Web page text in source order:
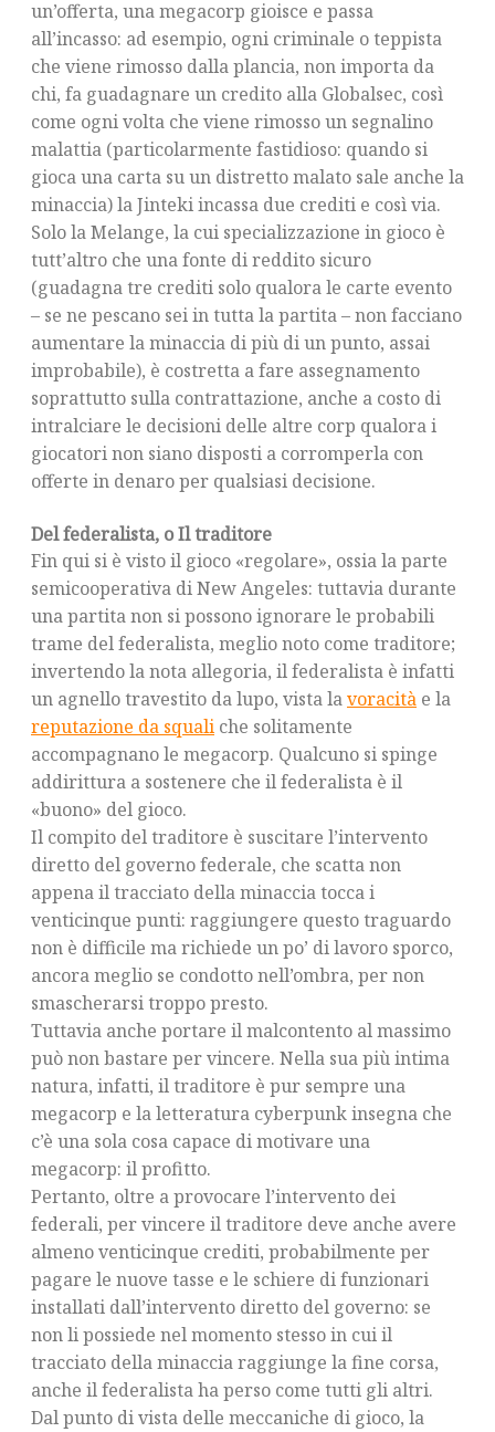
un’offerta, una megacorp gioisce e passa
all’incasso: ad esempio, ogni criminale o teppista
che viene rimosso dalla plancia, non importa da
chi, fa guadagnare un credito alla Globalsec, così
come ogni volta che viene rimosso un segnalino
malattia (particolarmente fastidioso: quando si
gioca una carta su un distretto malato sale anche la
minaccia) la Jinteki incassa due crediti e così via.
Solo la Melange, la cui specializzazione in gioco è
tutt’altro che una fonte di reddito sicuro
(guadagna tre crediti solo qualora le carte evento
– se ne pescano sei in tutta la partita – non facciano
aumentare la minaccia di più di un punto, assai
improbabile), è costretta a fare assegnamento
soprattutto sulla contrattazione, anche a costo di
intralciare le decisioni delle altre corp qualora i
giocatori non siano disposti a corromperla con
offerte in denaro per qualsiasi decisione.
Del federalista, o Il traditore
Fin qui si è visto il gioco «regolare», ossia la parte
semicooperativa di New Angeles: tuttavia durante
una partita non si possono ignorare le probabili
trame del federalista, meglio noto come traditore;
invertendo la nota allegoria, il federalista è infatti
un agnello travestito da lupo, vista lavoracità e la
reputazione da squali che solitamente
accompagnano le megacorp. Qualcuno si spinge
addirittura a sostenere che il federalista è il
«buono» del gioco.
Il compito del traditore è suscitare l’intervento
diretto del governo federale, che scatta non
appena il tracciato della minaccia tocca i
venticinque punti: raggiungere questo traguardo
non è difficile ma richiede un po’ di lavoro sporco,
ancora meglio se condotto nell’ombra, per non
smascherarsi troppo presto.
Tuttavia anche portare il malcontento al massimo
può non bastare per vincere. Nella sua più intima
natura, infatti, il traditore è pur sempre una
megacorp e la letteratura cyberpunk insegna che
c’è una sola cosa capace di motivare una
megacorp: il profitto.
Pertanto, oltre a provocare l’intervento dei
federali, per vincere il traditore deve anche avere
almeno venticinque crediti, probabilmente per
pagare le nuove tasse e le schiere di funzionari
installati dall’intervento diretto del governo: se
non li possiede nel momento stesso in cui il
tracciato della minaccia raggiunge la fine corsa,
anche il federalista ha perso come tutti gli altri.
Dal punto di vista delle meccaniche di gioco, la